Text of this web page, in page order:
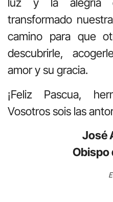
luz y la alegría
transformado
camino para que
descubrirle,
amor y su gracia.
¡Feliz Pascua,
Vosotros sois las
José
Obispo